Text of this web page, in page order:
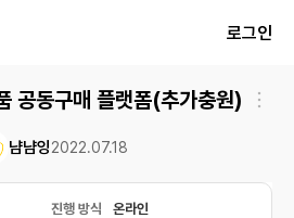
로그인
공동구매 플랫폼(추가충원)
냠냠잉2022.07.18
진행 방식 온라인